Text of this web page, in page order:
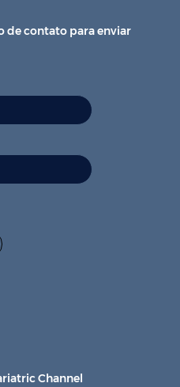
de contato para enviar
Channel